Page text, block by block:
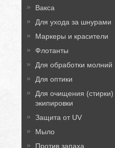
Вакса
Для ухода за шнурами
Маркеры и красители
Флотанты
Для обработки молний
Для оптики
Для очищения (стирки)
экипировки
Защита от UV
Мыло
Против запаха